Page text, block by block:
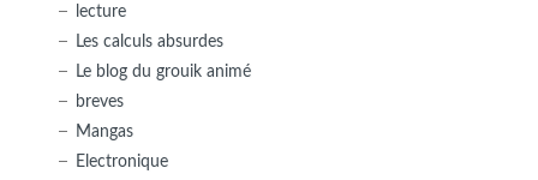
lecture
Les calculs absurdes
Le blog du grouik animé
breves
Mangas
Electronique